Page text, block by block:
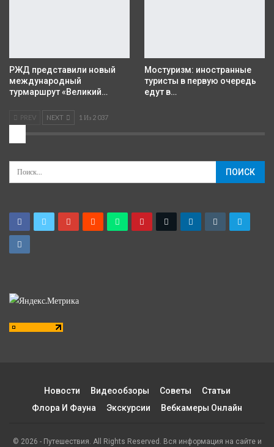
РЖД представили новый
международный
турмаршрут «Великий…
Мостуризм: иностранные
туристы в первую очередь
едут в…
PREV NEXT 1 Из 2 037
Новости Видеообзоры Советы
Статьи
Флора И Фауна
Экскурсии Вебкамеры Онлайн
© 2026 - Путешествия. All Rights Reserved. Вся информация на сайте и